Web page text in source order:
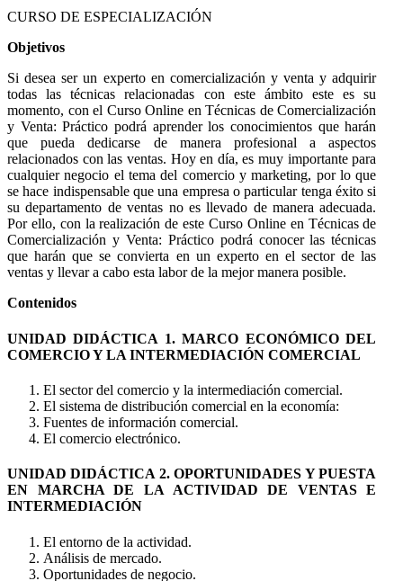
CURSO DE ESPECIALIZACIÓN
Objetivos
Si desea ser un experto en comercialización y venta y adquirir
todas las técnicas relacionadas con este ámbito este es su
momento, con el Curso Online en Técnicas de Comercialización
y Venta: Práctico podrá aprender los conocimientos que harán
que pueda dedicarse de manera profesional a aspectos
relacionados con las ventas. Hoy en día, es muy importante para
cualquier negocio el tema del comercio y marketing, por lo que
se hace indispensable que una empresa o particular tenga éxito si
su departamento de ventas no es llevado de manera adecuada.
Por ello, con la realización de este Curso Online en Técnicas de
Comercialización y Venta: Práctico podrá conocer las técnicas
que harán que se convierta en un experto en el sector de las
ventas y llevar a cabo esta labor de la mejor manera posible.
Contenidos
UNIDAD DIDÁCTICA 1. MARCO ECONÓMICO DEL
COMERCIO Y LA INTERMEDIACIÓN COMERCIAL
El sector del comercio y la intermediación comercial.
El sistema de distribución comercial en la economía:
Fuentes de información comercial.
El comercio electrónico.
UNIDAD DIDÁCTICA 2. OPORTUNIDADES Y PUESTA
EN MARCHA DE LA ACTIVIDAD DE VENTAS E
INTERMEDIACIÓN
El entorno de la actividad.
Análisis de mercado.
Oportunidades de negocio.